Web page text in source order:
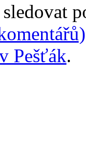
Pešťák.